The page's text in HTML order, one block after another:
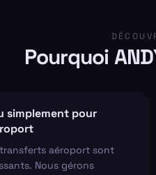
Pourquoi
simplement pour
aéroport sont
Nous gérons